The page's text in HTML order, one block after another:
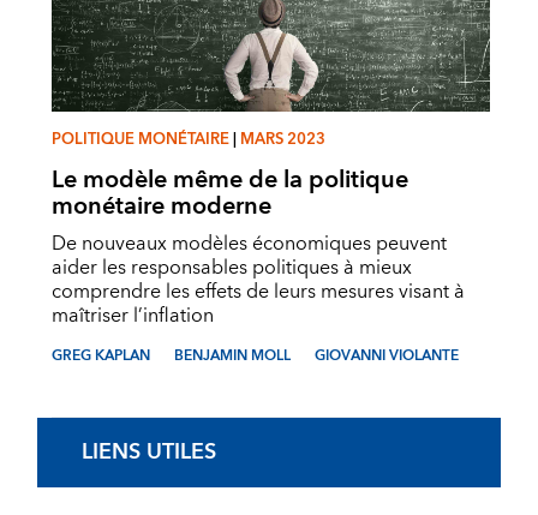
POLITIQUE MONÉTAIRE|MARS 2023
Le modèle même de la politique
monétaire moderne
De nouveaux modèles économiques peuvent
aider les responsables politiques à mieux
comprendre les effets de leurs mesures visant à
maîtriser l’inflation
GREG KAPLAN BENJAMIN MOLL GIOVANNI VIOLANTE
LIENS UTILES